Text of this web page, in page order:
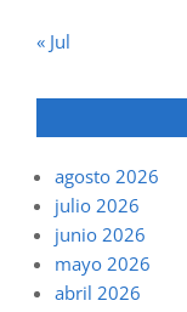
« Jul
agosto 2026
julio 2026
junio 2026
mayo 2026
abril 2026